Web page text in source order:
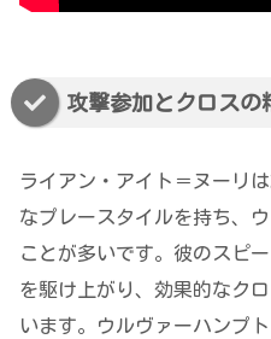
攻撃参加とクロスの
ライアン・アイト＝ヌーリ
なプレースタイルを持ち、
ことが多いです。彼のスピ
を駆け上がり、効果的なク
います。ウルヴァーハンプ